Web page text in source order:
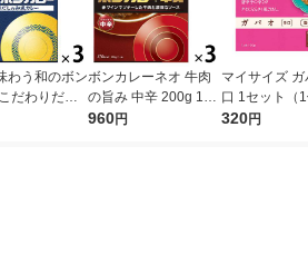
わう和のボン
だわりだし
レー 中辛
ボンカレーネオ 牛肉
の旨み 中辛 200g 1セ
ット（1個×3）大塚食
960円
マイサイズ
口 1セット（
0g）×2）
320円